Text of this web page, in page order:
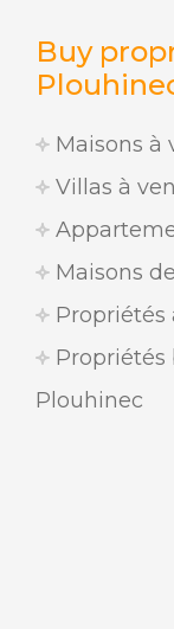
Buy
Maisons à
Villas à
Maisons
Propriétés
Propriétés
Plouhinec